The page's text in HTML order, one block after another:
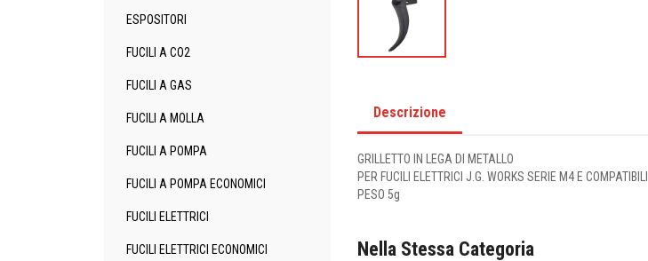
ESPOSITORI
FUCILI A CO2
FUCILI A GAS
FUCILI A MOLLA
FUCILI A POMPA
FUCILI A POMPA ECONOMICI
FUCILI ELETTRICI
FUCILI ELETTRICI ECONOMICI
Descrizione
GRILLETTO IN LEGA DI METALLO
PER FUCILI ELETTRICI J.G. WORKS SERIE M4 E COMPATIBILI
PESO 5g
Nella Stessa Categoria